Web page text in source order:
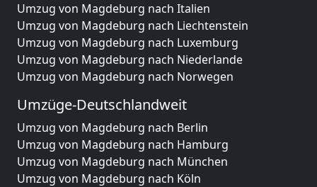
Umzug von Magdeburg nach Italien
Umzug von Magdeburg nach Liechtenstein
Umzug von Magdeburg nach Luxemburg
Umzug von Magdeburg nach Niederlande
Umzug von Magdeburg nach Norwegen
Umzüge-Deutschlandweit
Umzug von Magdeburg nach Berlin
Umzug von Magdeburg nach Hamburg
Umzug von Magdeburg nach München
Umzug von Magdeburg nach Köln